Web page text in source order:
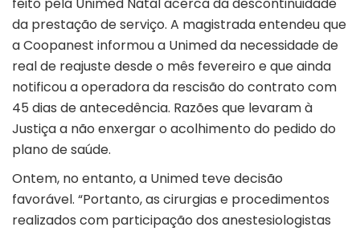
feito pela Unimed Natal acerca da descontinuidade
da prestação de serviço. A magistrada entendeu que
a Coopanest informou a Unimed da necessidade de
real de reajuste desde o mês fevereiro e que ainda
notificou a operadora da rescisão do contrato com
45 dias de antecedência. Razões que levaram à
Justiça a não enxergar o acolhimento do pedido do
plano de saúde.
Ontem, no entanto, a Unimed teve decisão
favorável. “Portanto, as cirurgias e procedimentos
realizados com participação dos anestesiologistas